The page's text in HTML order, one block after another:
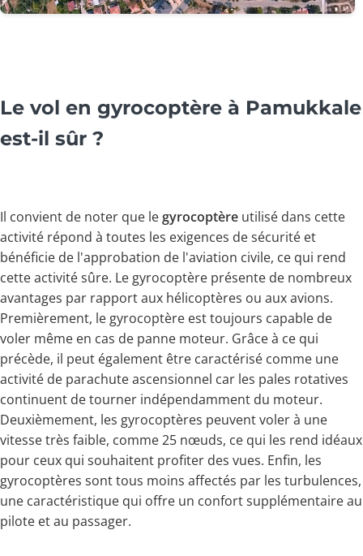
Le vol en gyrocoptère à Pamukkale
est-il sûr ?
Il convient de noter que legyrocoptère utilisé dans cette
activité répond à toutes les exigences de sécurité et
bénéficie de l'approbation de l'aviation civile, ce qui rend
cette activité sûre. Le gyrocoptère présente de nombreux
avantages par rapport aux hélicoptères ou aux avions.
Premièrement, le gyrocoptère est toujours capable de
voler même en cas de panne moteur. Grâce à ce qui
précède, il peut également être caractérisé comme une
activité de parachute ascensionnel car les pales rotatives
continuent de tourner indépendamment du moteur.
Deuxièmement, les gyrocoptères peuvent voler à une
vitesse très faible, comme 25 nœuds, ce qui les rend idéaux
pour ceux qui souhaitent profiter des vues. Enfin, les
gyrocoptères sont tous moins affectés par les turbulences,
une caractéristique qui offre un confort supplémentaire au
pilote et au passager.